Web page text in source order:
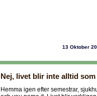
13 Oktober
Nej, livet blir inte alltid
Hemma igen efter semestrar,